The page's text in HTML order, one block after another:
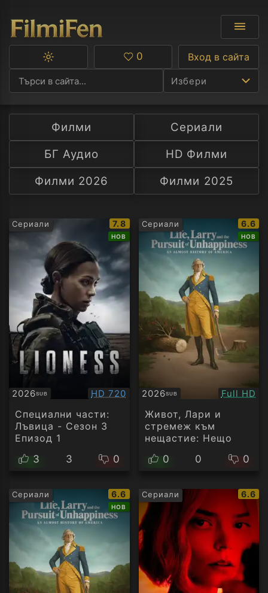
Избери
Ф
С
А
C
Превключване
тъмна
тема
Любими
0 Вход в сайта
Филми
Сериали
БГ Аудио
HD Филми
Филми 2026
Филми 2025
Сериали
IMDb
рейтинг:
7.8
НОВ
2026SUB
Субтитри Качество:
HD 720
Специални части:
Лъвица - Сезон 3
Епизод 1
3
3 0
Сериали
IMDb
6.6
НОВ
2026SUB
Субтитри Full HD
Живот, Лари и
стремеж към
нещастие: Нещо
Америка - Сезон 1
0 0 0
Сериали
IMDb
рейтинг:
6.6
НОВ
Сериали
IMDb
6.6